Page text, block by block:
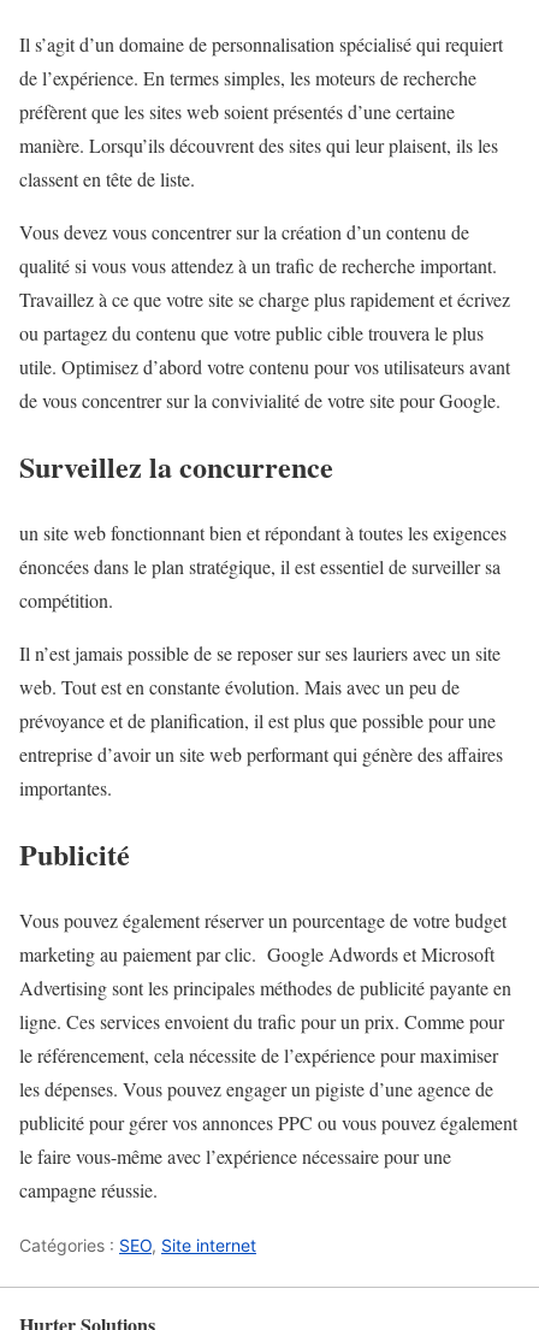
Il s’agit d’un domaine de personnalisation spécialisé qui requiert
de l’expérience. En termes simples, les moteurs de recherche
préfèrent que les sites web soient présentés d’une certaine
manière. Lorsqu’ils découvrent des sites qui leur plaisent, ils les
classent en tête de liste.
Vous devez vous concentrer sur la création d’un contenu de
qualité si vous vous attendez à un trafic de recherche important.
Travaillez à ce que votre site se charge plus rapidement et écrivez
ou partagez du contenu que votre public cible trouvera le plus
utile. Optimisez d’abord votre contenu pour vos utilisateurs avant
de vous concentrer sur la convivialité de votre site pour Google.
Surveillez la concurrence
un site web fonctionnant bien et répondant à toutes les exigences
énoncées dans le plan stratégique, il est essentiel de surveiller sa
compétition.
Il n’est jamais possible de se reposer sur ses lauriers avec un site
web. Tout est en constante évolution. Mais avec un peu de
prévoyance et de planification, il est plus que possible pour une
entreprise d’avoir un site web performant qui génère des affaires
importantes.
Publicité
Vous pouvez également réserver un pourcentage de votre budget
marketing au paiement par clic. Google Adwords et Microsoft
Advertising sont les principales méthodes de publicité payante en
ligne. Ces services envoient du trafic pour un prix. Comme pour
le référencement, cela nécessite de l’expérience pour maximiser
les dépenses. Vous pouvez engager un pigiste d’une agence de
publicité pour gérer vos annonces PPC ou vous pouvez également
le faire vous-même avec l’expérience nécessaire pour une
campagne réussie.
Catégories : SEO, Site internet
Hurter Solutions